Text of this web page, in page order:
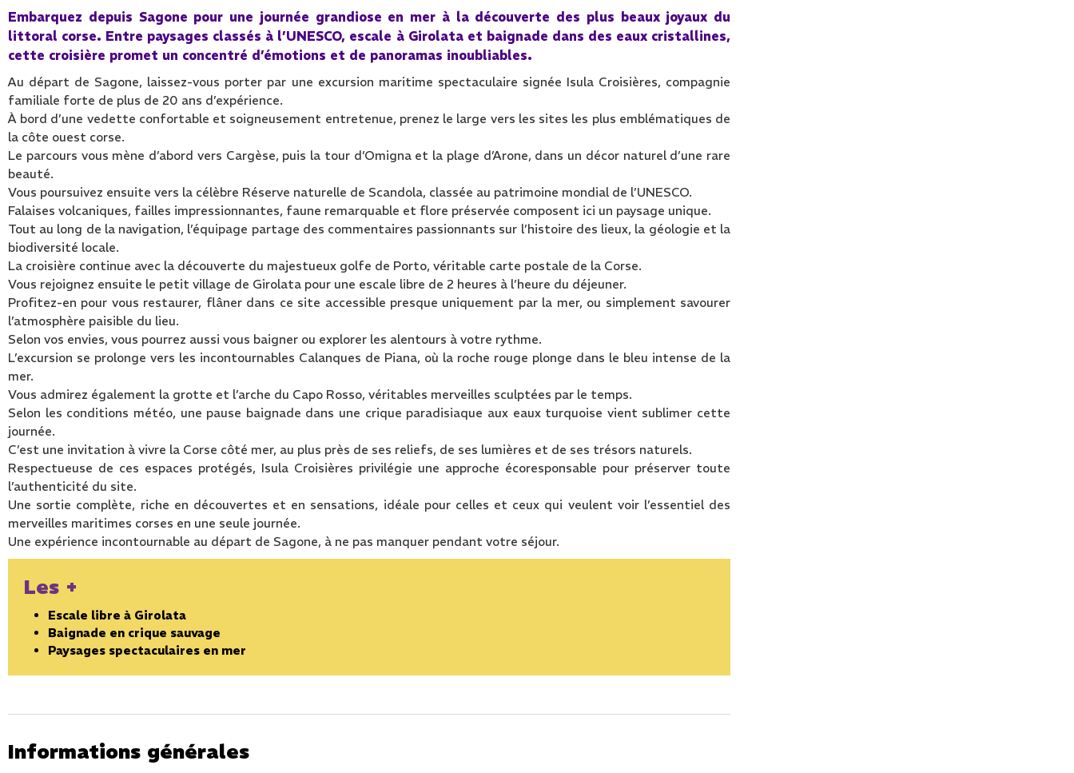
Embarquez depuis Sagone pour une journée grandiose en mer à la découverte des plus beaux joyaux du
littoral corse. Entre paysages classés à l’UNESCO, escale à Girolata et baignade dans des eaux cristallines,
cette croisière promet un concentré d’émotions et de panoramas inoubliables.
Au départ de Sagone, laissez-vous porter par une excursion maritime spectaculaire signée Isula Croisières, compagnie
familiale forte de plus de 20 ans d’expérience.
À bord d’une vedette confortable et soigneusement entretenue, prenez le large vers les sites les plus emblématiques de
la côte ouest corse.
Le parcours vous mène d’abord vers Cargèse, puis la tour d’Omigna et la plage d’Arone, dans un décor naturel d’une rare
beauté.
Vous poursuivez ensuite vers la célèbre Réserve naturelle de Scandola, classée au patrimoine mondial de l’UNESCO.
Falaises volcaniques, failles impressionnantes, faune remarquable et flore préservée composent ici un paysage unique.
Tout au long de la navigation, l’équipage partage des commentaires passionnants sur l’histoire des lieux, la géologie et la
biodiversité locale.
La croisière continue avec la découverte du majestueux golfe de Porto, véritable carte postale de la Corse.
Vous rejoignez ensuite le petit village de Girolata pour une escale libre de 2 heures à l’heure du déjeuner.
Profitez-en pour vous restaurer, flâner dans ce site accessible presque uniquement par la mer, ou simplement savourer
l’atmosphère paisible du lieu.
Selon vos envies, vous pourrez aussi vous baigner ou explorer les alentours à votre rythme.
L’excursion se prolonge vers les incontournables Calanques de Piana, où la roche rouge plonge dans le bleu intense de la
mer.
Vous admirez également la grotte et l’arche du Capo Rosso, véritables merveilles sculptées par le temps.
Selon les conditions météo, une pause baignade dans une crique paradisiaque aux eaux turquoise vient sublimer cette
journée.
C’est une invitation à vivre la Corse côté mer, au plus près de ses reliefs, de ses lumières et de ses trésors naturels.
Respectueuse de ces espaces protégés, Isula Croisières privilégie une approche écoresponsable pour préserver toute
l’authenticité du site.
Une sortie complète, riche en découvertes et en sensations, idéale pour celles et ceux qui veulent voir l’essentiel des
merveilles maritimes corses en une seule journée.
Une expérience incontournable au départ de Sagone, à ne pas manquer pendant votre séjour.
Les +
Escale libre à Girolata
Baignade en crique sauvage
Paysages spectaculaires en mer
Informations générales